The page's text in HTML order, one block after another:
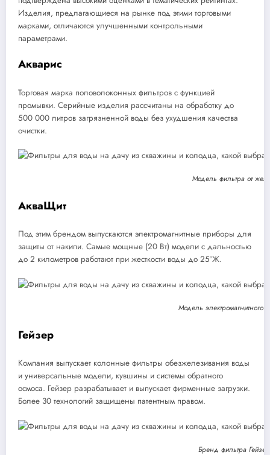
Изделия, предлагающиеся на рынке под этими торговыми
марками, отличаются улучшенными контрольными
параметрами.
Акварис
Торговая марка половолоконных фильтров с функцией
промывки. Серийные изделия рассчитаны на обработку до
500 000 литров загрязненной воды без ухудшения качества
очистки.
Модель фильтра от
АкваЩит
Под этим брендом выпускаются электромагнитные приборы для
защиты от накипи. Самые мощные (20 Вт) модели с дальностью
до 2 километров работают при жесткости воды до 25°Ж.
Модель электромагнитного
Гейзер
Компания выпускает колонные фильтры обезжелезивания воды
и универсальные модели, кувшины и системы обратного
осмоса. Гейзер разрабатывает и выпускает фирменные загрузки.
Более 30 технологий защищены патентным правом.
Бренд фильтра